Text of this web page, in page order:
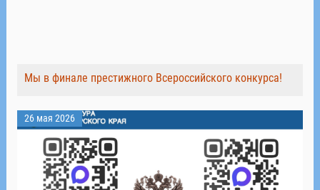
Мы в финале престижного Всероссийского конкурса!
26 мая 2026